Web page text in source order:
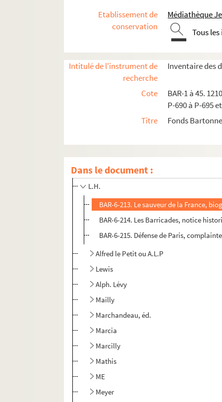
Etablissement de
conservation
Médiathèque
Tous
Intitulé de l'instrument de
recherche
Inventaire des
Cote
BAR-1 à 45.
P-690 à P-695
Titre
Fonds
Dans le document :
James
Juvénal (voir à Frondas)
Klenck ou P.K. ou Peka ou Kapé ou
L.C.M.
A. Lemot
L.H.
BAR-6-213. Le sauveur de la France,
BAR-6-214. Les Barricades, notice
BAR-6-215. Défense de Paris,
Alfred le Petit ou A.L.P
Lewis
Alph. Lévy
Mailly
Marchandeau, éd.
Marcia
Marcilly
Mathis
ME
Meyer